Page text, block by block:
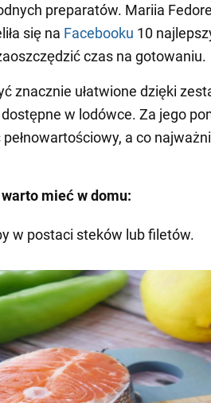
preparatów. Mariia
się na Facebooku 10
czas na gotowaniu.
znacznie ułatwione dzięki
w lodówce. Za jego
a co
mieć w domu:
w postaci steków lub filetów.